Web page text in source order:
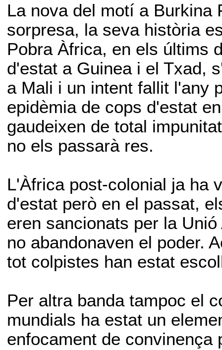
La nova del motí a Burkina
sorpresa, la seva història
Pobra Àfrica, en els últims
d'estat a Guinea i el Txad,
a Mali i un intent fallit l'any
epidèmia de cops d'estat
gaudeixen de total
no els passarà res.
L'Àfrica post-colonial ja ha
d'estat però en el passat,
eren sancionats per la
no abandonaven el poder.
tot colpistes han estat
Per altra banda tampoc el
mundials ha estat un
enfocament de